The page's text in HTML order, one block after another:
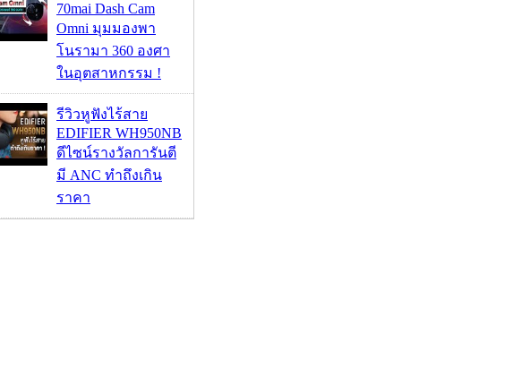
70mai Dash Cam
Omni มุมมองพา
โนรามา 360 องศา
ในอุตสาหกรรม !
รีวิวหูฟังไร้สาย
EDIFIER WH950NB
ดีไซน์รางวัลการันตี
มี ANC ทำถึงเกิน
ราคา